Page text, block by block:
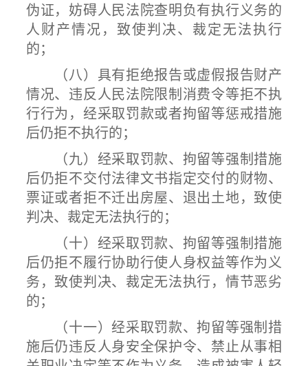
伪证，妨碍人民法院查明负有执行义务的
人财产情况，致使判决、裁定无法执行
的；
（八）具有拒绝报告或虚假报告财产
情况、违反人民法院限制消费令等拒不执
行行为，经采取罚款或者拘留等惩戒措施
后仍拒不执行的；
（九）经采取罚款、拘留等强制措施
后仍拒不交付法律文书指定交付的财物、
票证或者拒不迁出房屋、退出土地，致使
判决、裁定无法执行的；
（十）经采取罚款、拘留等强制措施
后仍拒不履行协助行使人身权益等作为义
务，致使判决、裁定无法执行，情节恶劣
的；
（十一）经采取罚款、拘留等强制措
施后仍违反人身安全保护令、禁止从事相